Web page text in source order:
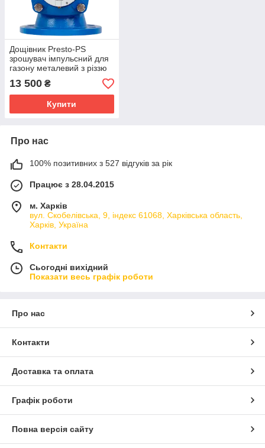
Дощівник Presto-PS
зрошувач імпульсний для
газону металевий з різзю
1/2 дюйма (8104)
13 500 ₴
Купити
Про нас
100% позитивних з 527 відгуків за рік
Працює з 28.04.2015
м. Харків
вул. Скобелівська, 9, індекс 61068, Харківська область,
Харків, Україна
Контакти
Сьогодні вихідний
Показати весь графік роботи
Про нас
Контакти
Доставка та оплата
Графік роботи
Повна версія сайту